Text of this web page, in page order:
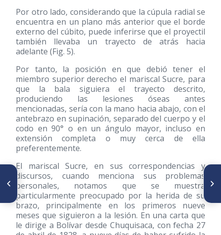
Por otro lado, considerando que la cúpula radial se
encuentra en un plano más anterior que el borde
externo del cúbito, puede inferirse que el proyectil
también llevaba un trayecto de atrás hacia
adelante (Fig. 5).
Por tanto, la posición en que debió tener el
miembro superior derecho el mariscal Sucre, para
que la bala siguiera el trayecto descrito,
produciendo las lesiones óseas antes
mencionadas, sería con la mano hacia abajo, con el
antebrazo en supinación, separado del cuerpo y el
codo en 90° o en un ángulo mayor, incluso en
extensión completa o muy cerca de ella
preferentemente.
El mariscal Sucre, en sus correspondencias y
discursos, cuando menciona sus problemas
personales, notamos que se muestra
particularmente preocupado por la herida de su
brazo, principalmente en los primeros nueve
meses que siguieron a la lesión. En una carta que
le dirige a Bolívar desde Chuquisaca, con fecha 27
ARTÍCULO ANTERIOR
Testículo supernumerario.
Reporte de casos
SIGUIENTE ARTÍCULO
Homenaje al Dr. José Gregorio
Hernández con motivo de su
canonización